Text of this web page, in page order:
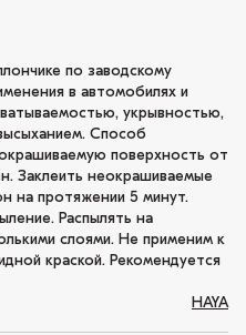
по заводскому
в автомобилях и
укрывностью,
Способ
поверхность от
Заклеить неокрашиваемые
на протяжении 5 минут.
Распылять на
слоями. Не применим к
краской. Рекомендуется
HAYA